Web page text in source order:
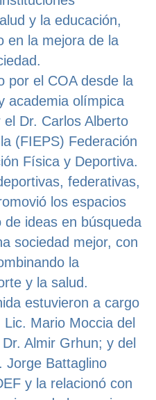
y la educación,
en la mejora de la
por el COA desde la
academia olímpica
Dr. Carlos Alberto
(FIEPS) Federación
Física y Deportiva.
federativas,
los espacios
ideas en búsqueda
sociedad mejor, con
la
y la salud.
estuvieron a cargo
Mario Moccia del
Almir Grhun; y del
Jorge Battaglino
y la relacionó con